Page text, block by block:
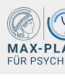
Hauptinhalt